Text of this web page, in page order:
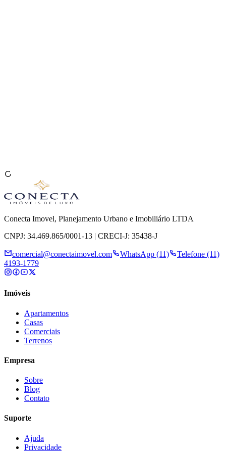
Conecta Imovel, Planejamento Urbano e Imobiliário LTDA
CNPJ: 34.469.865/0001-13 | CRECI-J: 35438-J
comercial@conectaimovel.com WhatsApp (11)
Telefone (11)
4193-1779
Imóveis
Apartamentos
Casas
Comerciais
Terrenos
Empresa
Sobre
Blog
Contato
Suporte
Ajuda
Privacidade